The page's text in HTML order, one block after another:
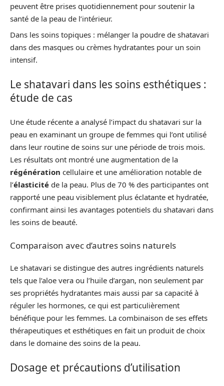
peuvent être prises quotidiennement pour soutenir la
santé de la peau de l’intérieur.
Dans les soins topiques : mélanger la poudre de shatavari
dans des masques ou crèmes hydratantes pour un soin
intensif.
Le shatavari dans les soins esthétiques :
étude de cas
Une étude récente a analysé l’impact du shatavari sur la
peau en examinant un groupe de femmes qui l’ont utilisé
dans leur routine de soins sur une période de trois mois.
Les résultats ont montré une augmentation de la
régénération cellulaire et une amélioration notable de
l’élasticité de la peau. Plus de 70 % des participantes ont
rapporté une peau visiblement plus éclatante et hydratée,
confirmant ainsi les avantages potentiels du shatavari dans
les soins de beauté.
Comparaison avec d’autres soins naturels
Le shatavari se distingue des autres ingrédients naturels
tels que l’aloe vera ou l’huile d’argan, non seulement par
ses propriétés hydratantes mais aussi par sa capacité à
réguler les hormones, ce qui est particulièrement
bénéfique pour les femmes. La combinaison de ses effets
thérapeutiques et esthétiques en fait un produit de choix
dans le domaine des soins de la peau.
Dosage et précautions d’utilisation